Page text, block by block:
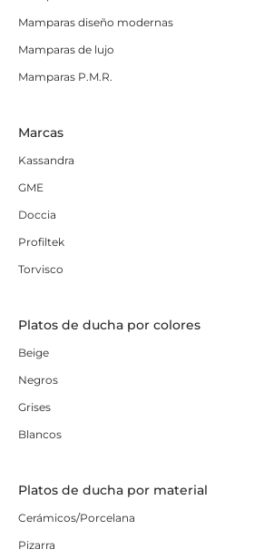
Mamparas diseño modernas
Mamparas de lujo
Mamparas P.M.R.
Marcas
Kassandra
GME
Doccia
Profiltek
Torvisco
Platos de ducha por colores
Beige
Negros
Grises
Blancos
Platos de ducha por material
Cerámicos/Porcelana
Pizarra